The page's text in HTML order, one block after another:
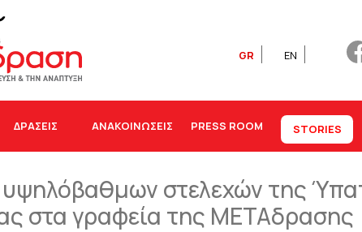
GR EN
ΔΡΆΣΕΙΣ ΑΝΑΚΟΙΝΩΣΕΙΣ PRESS ROOM STORIES
υψηλόβαθμων στελεχών της
στα γραφεία της ΜΕΤΑδρασης